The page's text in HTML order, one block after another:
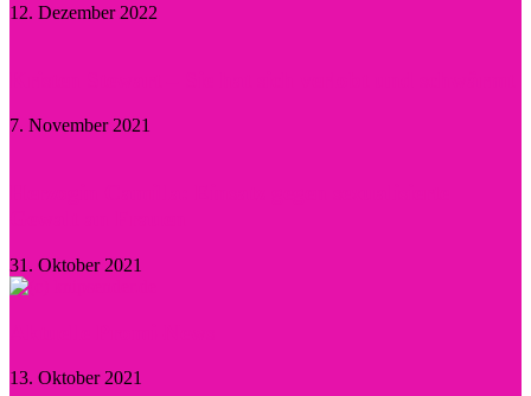
12. Dezember 2022
7. November 2021
31. Oktober 2021
13. Oktober 2021